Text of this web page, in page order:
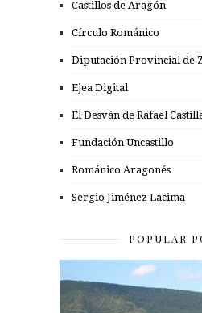
Castillos de Aragón
Círculo Románico
Diputación Provincial de
Ejea Digital
El Desván de Rafael
Fundación Uncastillo
Románico Aragonés
Sergio Jiménez Lacima
POPULAR